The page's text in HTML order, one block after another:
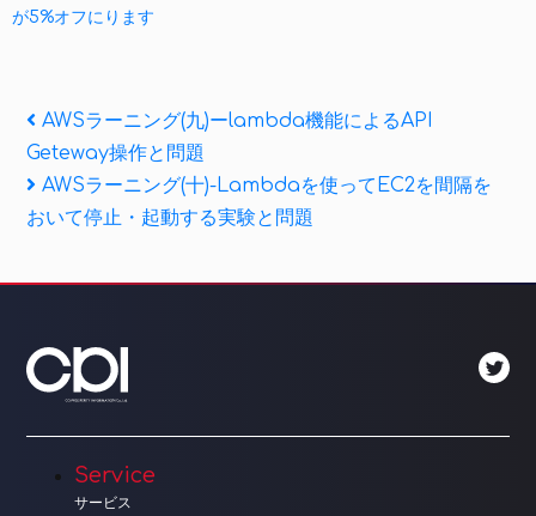
が5%オフにります
投
稿
ナ
ー
シ
ョ
ン
Previous
Post
AWSラーニング(九)ーlambda機能によるAPI
Geteway操作と問題
Next
Post
AWSラーニング(十)-Lambdaを使ってEC2を間隔を
おいて停止・起動する実験と問題
Service
サービス